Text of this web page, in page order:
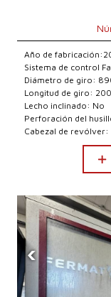
Año de
Sistema de control
Diámetro de giro:
Longitud de giro:
Lecho inclinado: No
Perforación del
Cabezal de revólver:
‹